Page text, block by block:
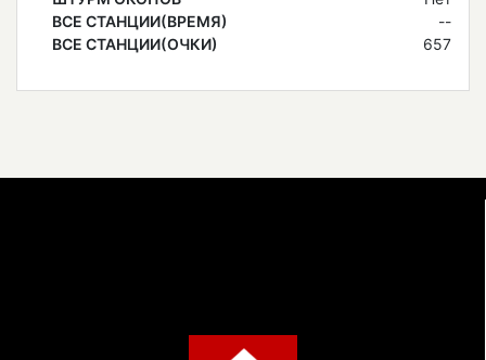
ВСЕ СТАНЦИИ(ВРЕМЯ)
--
ВСЕ СТАНЦИИ(ОЧКИ)
657